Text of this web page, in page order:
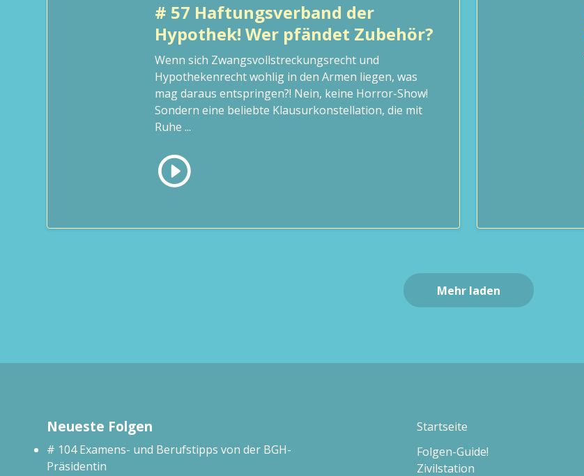
# 57 Haftungsverband der
Hypothek! Wer pfändet Zubehör?
Wenn sich Zwangsvollstreckungsrecht und
Hypothekenrecht wohlig in den Armen liegen, was
mag daraus entspringen?! Nein, keine Horror-Show!
Sondern eine beliebte Klausurkonstellation, die mit
Ruhe ...
Mehr laden
Neueste Folgen
# 104 Examens- und Berufstipps von der BGH-
Präsidentin
Startseite
Folgen-Guide!
Zivilstation